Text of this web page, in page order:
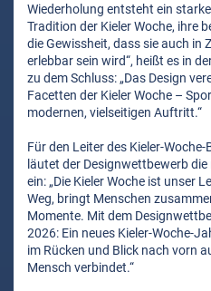
Wiederholung entsteht ein
Tradition der Kieler Woche, ihre
die Gewissheit, dass sie auch in
erlebbar sein wird“, heißt es in
zu dem Schluss: „Das Design
Facetten der Kieler Woche –
modernen, vielseitigen Auftritt.“
Für den Leiter des Kieler-
läutet der Designwettbewerb
ein: „Die Kieler Woche ist unser
Weg, bringt Menschen
Momente. Mit dem
2026: Ein neues Kieler-Woche-
im Rücken und Blick nach vorn
Mensch verbindet.“